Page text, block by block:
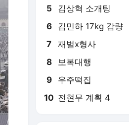
5 김상혁 소개팅
6 김민하 17kg 감량
7 재벌x형사
8 보복대행
9 우주떡집
10 전현무 계획 4